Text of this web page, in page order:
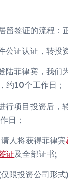
留签证的流程：
公证认证，转投
陆菲律宾，我们
约10个工作日；
行项目投资后，
日；
人将获得菲律宾
证及全部证书;
限投资公司形式)